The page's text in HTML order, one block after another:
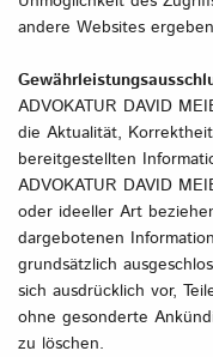
andere Websites
ADVOKATUR DAVID
die Aktualität,
bereitgestellten
ADVOKATUR DAVID
oder ideeller Art
dargebotenen
grundsätzlich
sich ausdrücklich vor,
ohne gesonderte
zu löschen.